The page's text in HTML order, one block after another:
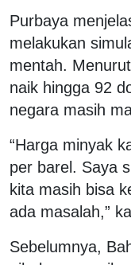
Purbaya
melakukan
mentah.
naik hingga 92
negara masih
“Harga minyak
per barel. Saya
kita masih bisa
ada masalah,”
Sebelumnya,